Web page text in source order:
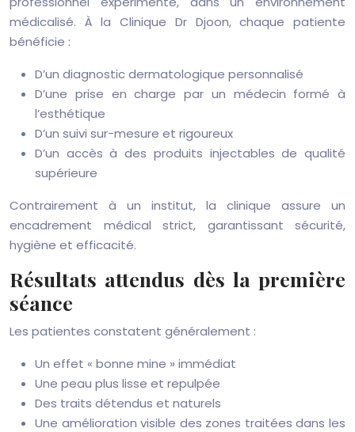
médicalisé. À la Clinique Dr Djoon, chaque patiente
bénéficie :
D’un diagnostic dermatologique personnalisé
D’une prise en charge par un médecin formé à
l’esthétique
D’un suivi sur-mesure et rigoureux
D’un accès à des produits injectables de qualité
supérieure
Contrairement à un institut, la clinique assure un
encadrement médical strict, garantissant sécurité,
hygiène et efficacité.
Résultats attendus dès la première
séance
Les patientes constatent généralement :
Un effet « bonne mine » immédiat
Une peau plus lisse et repulpée
Des traits détendus et naturels
Une amélioration visible des zones traitées dans les